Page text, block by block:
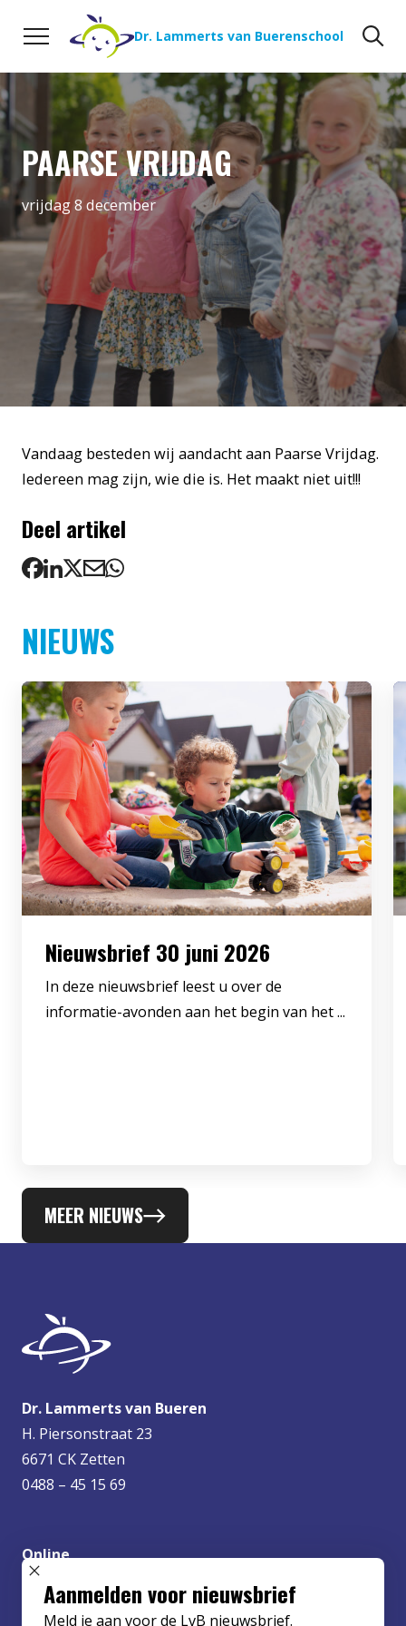
Naar de inhoud
Dr. Lammerts van Buerenschool
PAARSE VRIJDAG
vrijdag 8 december
Vandaag besteden wij aandacht aan Paarse Vrijdag.
Iedereen mag zijn, wie die is. Het maakt niet uit!!!
Deel artikel
NIEUWS
Nieuwsbrief 30 juni 2026
In deze nieuwsbrief leest u over de
informatie-avonden aan het begin van het ...
MEER NIEUWS
Dr. Lammerts van Bueren
H. Piersonstraat 23
6671 CK Zetten
0488 – 45 15 69
Online
info@lvbueren.nl
SLUIT POPUP
Aanmelden voor nieuwsbrief
Meld je aan voor de LvB nieuwsbrief.